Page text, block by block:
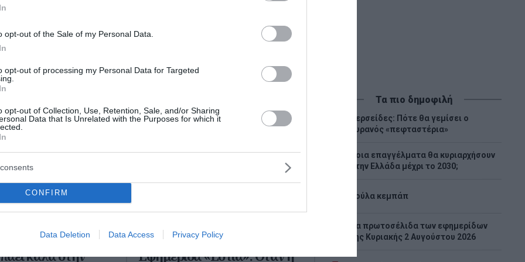
opt-out of the Sale of my Personal Data.
opt-out of processing my Personal Data for Targeted
opt-out of Collection, Use, Retention, Sale, and/or Sharing
Data that Is Unrelated with the Purposes for which it
CONFIRM
Data Deletion Data Access Privacy Policy
όλες τις ειδήσεις
καλά στην
Εφημερίδα «Εστία»: Όταν η
Τα πιο δημοφιλή
Περσείδες: Πότε θα γεμίσει ο
ουρανός «πεφταστέρια»
Ποια επαγγέλματα θα κυριαρχήσουν
στην Ελλάδα μέχρι το 2030;
Λούλα κεμπάπ
Tα πρωτοσέλιδα των εφημερίδων
της Κυριακής 2 Αυγούστου 2026